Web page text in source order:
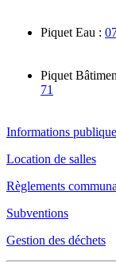
Piquet Eau :
Piquet
71
Informations
Location de salles
Règlements
Subventions
Gestion des déchets